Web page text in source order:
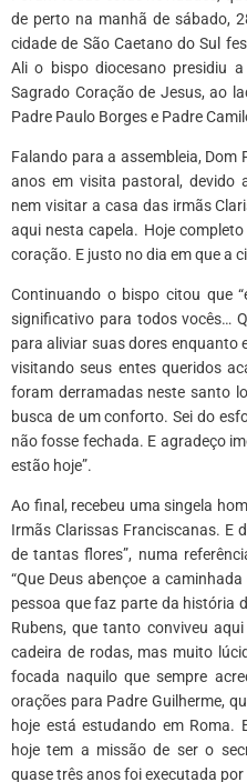
de perto na manhã de sábado,
cidade de São Caetano do Sul
Ali o bispo diocesano presidiu
Sagrado Coração de Jesus, ao
Padre Paulo Borges e Padre
Falando para a assembleia, Dom
anos em visita pastoral, devido
nem visitar a casa das irmãs
aqui nesta capela. Hoje
coração. E justo no dia em que a
Continuando o bispo citou que
significativo para todos vocês…
para aliviar suas dores enquanto
visitando seus entes queridos
foram derramadas neste santo
busca de um conforto. Sei do
não fosse fechada. E agradeço
estão hoje”.
Ao final, recebeu uma singela
Irmãs Clarissas Franciscanas. E
de tantas flores”, numa
“Que Deus abençoe a
pessoa que faz parte da história
Rubens, que tanto conviveu
cadeira de rodas, mas muito
focada naquilo que sempre
orações para Padre Guilherme,
hoje está estudando em Roma.
hoje tem a missão de ser o
quase três anos foi executada por